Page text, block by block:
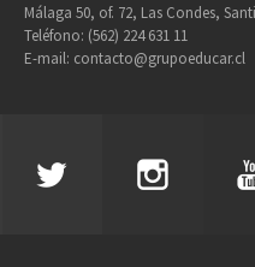
Málaga 50, of. 72, Las Condes,
Teléfono: (562) 224 631 11
E-mail: contacto@grupoeducar.cl